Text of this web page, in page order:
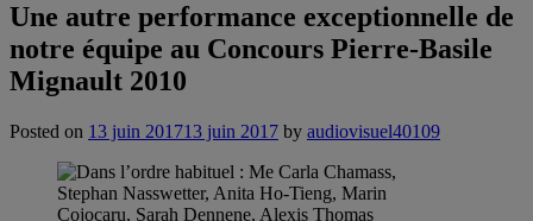
Une autre performance exceptionnelle de
notre équipe au Concours Pierre-Basile
Mignault 2010
Posted on 13 juin 201713 juin 2017 by audiovisuel40109